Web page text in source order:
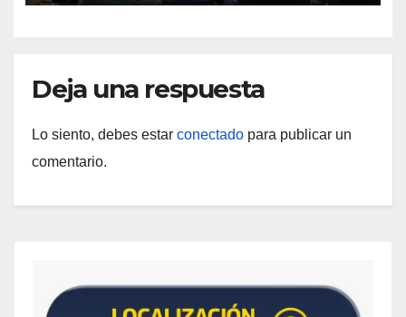
Deja una respuesta
Lo siento, debes estar conectado para publicar un
comentario.